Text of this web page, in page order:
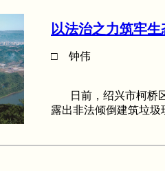
以法治之力筑牢生
□ 钟伟
日前，绍兴市柯桥区
露出非法倾倒建筑垃